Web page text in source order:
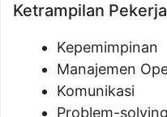
Ketrampilan Pekerja
Kepemimpinan
Manajemen
Komunikasi
Problem-solving